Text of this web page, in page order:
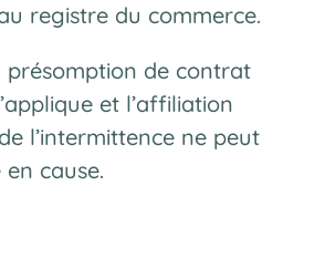
registre du commerce.
de contrat
et l’affiliation
l’intermittence ne peut
cause.